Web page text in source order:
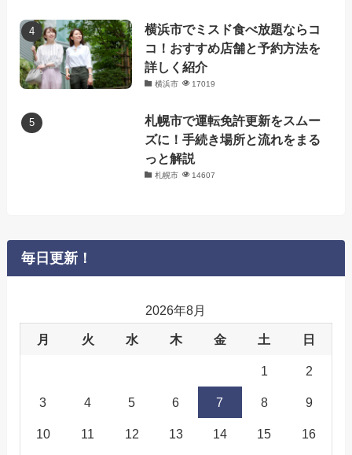
横浜市でミスド食べ放題ならコ
コ！おすすめ店舗と予約方法を
詳しく紹介
横浜市 17019
札幌市で運転免許更新をスムー
ズに！手続き場所と流れをまる
っと解説
札幌市 14607
毎日更新！
2026年8月
月 火 水 木 金 土 日
1 2
3 4 5 6 7 8 9
10 11 12 13 14 15 16